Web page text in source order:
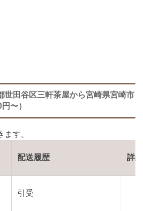
世田谷区三軒茶屋から宮崎県宮崎市
〜）
配送履歴 詳細
引受